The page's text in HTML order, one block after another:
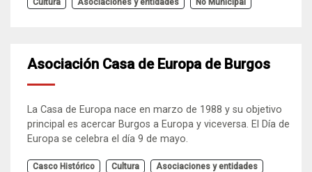
Cultura Asociaciones y entidades No Municipal
Asociación Casa de Europa de Burgos
La Casa de Europa nace en marzo de 1988 y su objetivo
principal es acercar Burgos a Europa y viceversa. El Día de
Europa se celebra el día 9 de mayo.
Casco Histórico Cultura
Asociaciones y entidades